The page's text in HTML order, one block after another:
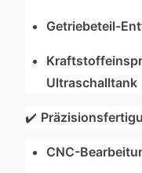
Getriebeteil-
Ultraschalltank
✔️
CNC-